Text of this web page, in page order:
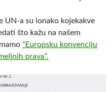
UN-a su ionako kojekakve
što kažu na našem
“Europsku konvenciju
prava”.